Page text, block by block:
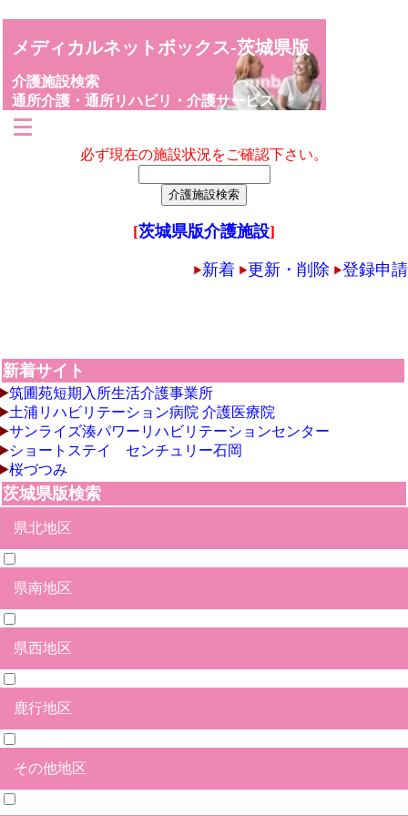
メディカルネットボックス-茨城県版
介護施設検索
通所介護・通所リハビリ・介護サービス
必ず現在の施設状況をご確認下さい。
[茨城県版介護施設]
新着 更新・削除 登録申請
新着サイト
筑圃苑短期入所生活介護事業所
土浦リハビリテーション病院 介護医療院
サンライズ湊パワーリハビリテーションセンター
ショートステイ センチュリー石岡
桜づつみ
茨城県版検索
県北地区
日立市
北茨城市
高萩市
常陸太田市
ひたちなか市
水戸市
笠間市
那珂市
常陸大宮市
久慈郡大子町
那珂郡東海村
東茨城郡茨城町
東茨城郡大洗町
東茨城郡城里町
県南地区
石岡市
土浦市
つくば市
牛久市
龍ヶ崎市
取手市
守谷市
かすみがうら市
つくばみらい市
小美玉市
稲敷市
稲敷郡美浦村
稲敷郡阿見町
稲敷郡河内町
北相馬郡利根町
県西地区
結城市
筑西市
下妻市
常総市
坂東市
古河市
桜川市
結城郡八千代町
猿島郡五霞町
猿島郡境町
鹿行地区
鉾田市
鹿嶋市
神栖市
行方市
潮来市
その他地区